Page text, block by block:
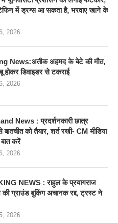
में ड्रग्स आ सकता है, भरवाए खाने के
2026
News:अतीक अहमद के बेटे की मौत,
होकर डिवाइडर से टकराई
2026
News : प्रदर्शनकारी छात्र
को तैयार, शर्त रखी- CM मीडिया
करें
2026
NEWS : राहुल के प्रयागराज
की ग्राउंड बुकिंग अचानक रद्द, ट्रस्ट ने
2026